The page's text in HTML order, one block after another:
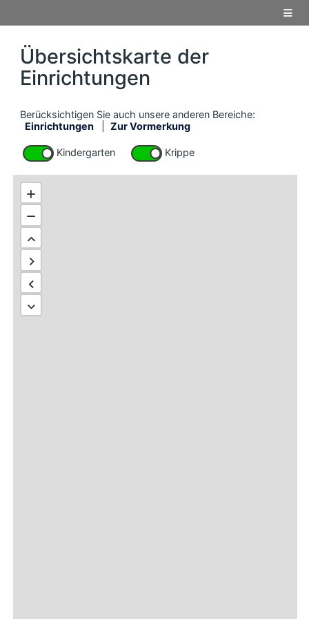
Übersichtskarte der
Einrichtungen
Berücksichtigen Sie auch unsere anderen Bereiche:
Einrichtungen
Zur Vormerkung
Kindergarten Krippe